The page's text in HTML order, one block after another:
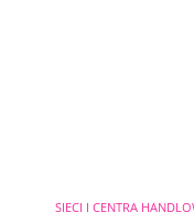
SIECI I CENTRA